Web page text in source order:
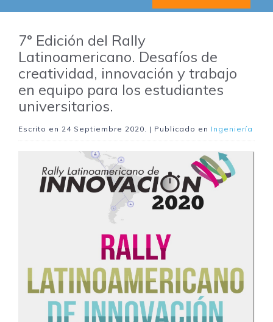
7° Edición del Rally
Latinoamericano. Desafíos de
creatividad, innovación y trabajo
en equipo para los estudiantes
universitarios.
Escrito en 24 Septiembre 2020. | Publicado en Ingeniería